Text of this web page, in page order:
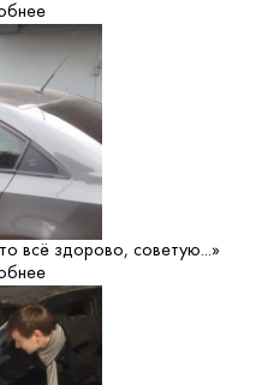
всё здорово, советую...»